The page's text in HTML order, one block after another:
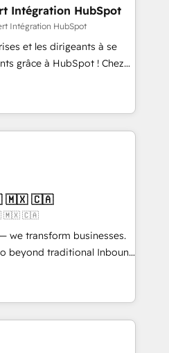
with an experienced
reputable companies in
SaaS and
a customized
including a
with a focus on ROI and
journey that sets your
success. Unlock your
Intégration HubSpot
Intégration HubSpot
et les dirigeants à se
grâce à HubSpot ! Chez
l'intime conviction que la
par l’innovation web,
relation client ! C'est
à la fois capables de
digitale et le pilotage
: 🧽 Nettoyage,
bases de données. 🚀
avec vos logiciels
utilisateurs 🎓
🇲🇽 🇨🇦
🇲🇽 🇨🇦
we transform businesses.
beyond traditional Inbound
methodologies:
they form a powerful
success for over 800